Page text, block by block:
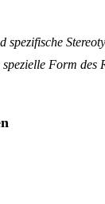
Form